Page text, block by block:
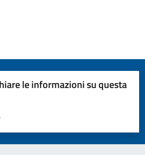
le informazioni su questa
pagina
5 stelle su 5
stelle su 5
su 5
5